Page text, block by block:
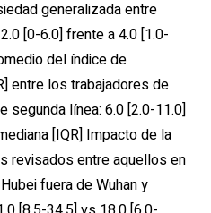
generalizada entre
[0-6.0] frente a 4.0 [1.0-
del índice de
entre los trabajadores de
segunda línea: 6.0 [2.0-11.0]
[IQR] Impacto de la
revisados ​​entre aquellos en
fuera de Wuhan y